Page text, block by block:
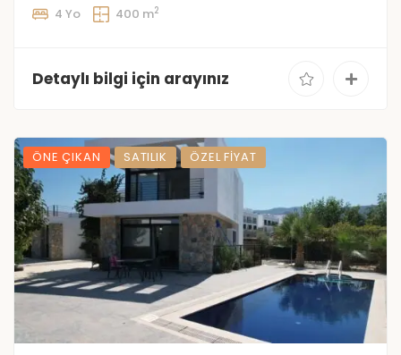
4 Yo 400 m2
Detaylı bilgi için arayınız
ÖNE ÇIKAN SATILIK ÖZEL FIYAT